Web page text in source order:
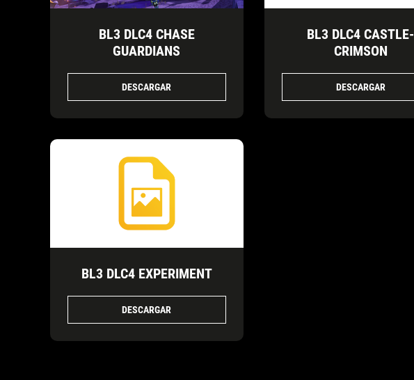
BL3 DLC4 CHASE
GUARDIANS
DESCARGAR
BL3 DLC4 CASTLE-
CRIMSON
DESCARGAR
BL3 DLC4 EXPERIMENT
DESCARGAR